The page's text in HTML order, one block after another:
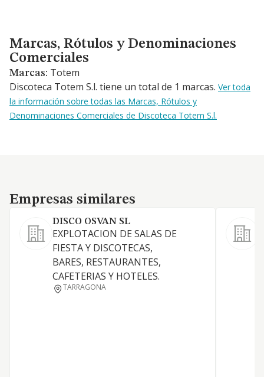
Marcas, Rótulos y Denominaciones Comerciales
Marcas, Rótulos y Denominaciones
Comerciales
Marcas: Totem
Discoteca Totem S.l. tiene un total de 1 marcas. Ver toda
la información sobre todas las Marcas, Rótulos y
Denominaciones Comerciales de Discoteca Totem S.l.
Empresas similares
Empresas similares
DISCO OSVAN SL
EXPLOTACION DE SALAS DE
FIESTA Y DISCOTECAS,
BARES, RESTAURANTES,
CAFETERIAS Y HOTELES.
TARRAGONA